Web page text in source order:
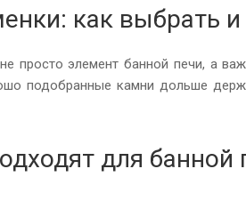
как выбрать
просто элемент банной печи, а
подобранные камни дольше
для банной